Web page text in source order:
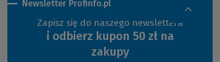
Newsletter Profinfo.pl
Zapisz się do naszego newslettera
i odbierz kupon 50 zł na
zakupy